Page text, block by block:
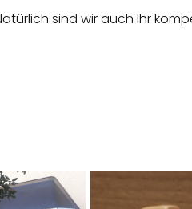
sind wir auch Ihr